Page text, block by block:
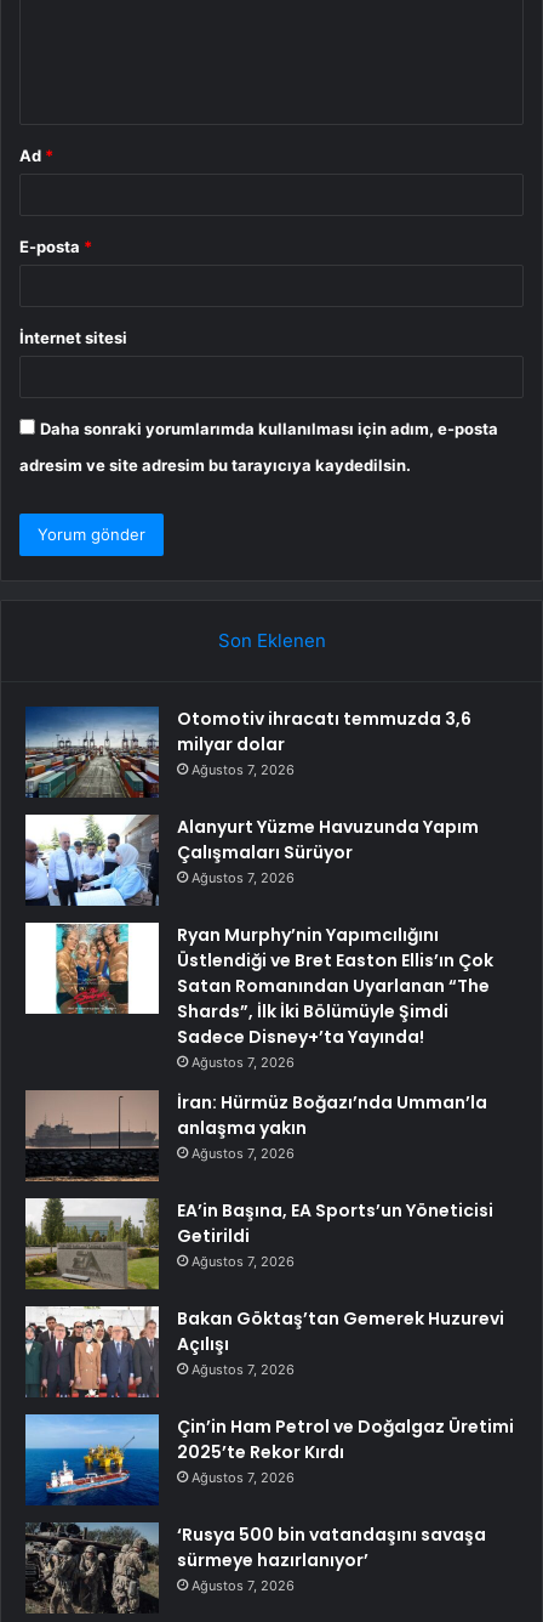
Ad *
E-posta *
İnternet sitesi
Daha sonraki yorumlarımda kullanılması için adım, e-posta
adresim ve site adresim bu tarayıcıya kaydedilsin.
Son Eklenen
Otomotiv ihracatı temmuzda 3,6
milyar dolar
Ağustos 7, 2026
Alanyurt Yüzme Havuzunda Yapım
Çalışmaları Sürüyor
Ağustos 7, 2026
Ryan Murphy’nin Yapımcılığını
Üstlendiği ve Bret Easton Ellis’ın Çok
Satan Romanından Uyarlanan “The
Shards”, İlk İki Bölümüyle Şimdi
Sadece Disney+’ta Yayında!
Ağustos 7, 2026
İran: Hürmüz Boğazı’nda Umman’la
anlaşma yakın
Ağustos 7, 2026
EA’in Başına, EA Sports’un Yöneticisi
Getirildi
Ağustos 7, 2026
Bakan Göktaş’tan Gemerek Huzurevi
Açılışı
Ağustos 7, 2026
Çin’in Ham Petrol ve Doğalgaz Üretimi
2025’te Rekor Kırdı
Ağustos 7, 2026
‘Rusya 500 bin vatandaşını savaşa
sürmeye hazırlanıyor’
Ağustos 7, 2026